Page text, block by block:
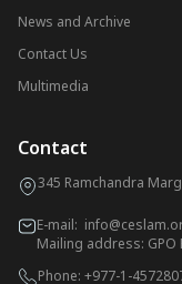
News and Archive
Contact Us
Multimedia
Contact
345 Ramchandra
E-mail:
Mailing address:
Phone: +977-1-